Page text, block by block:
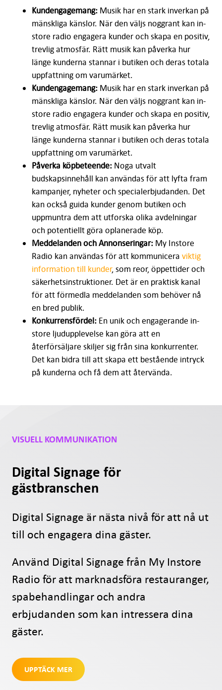
Kundengagemang:Musik har en stark inverkan på
mänskliga känslor. När den väljs noggrant kan in-
store radio engagera kunder och skapa en positiv,
trevlig atmosfär. Rätt musik kan påverka hur
länge kunderna stannar i butiken och deras totala
uppfattning om varumärket.
Kundengagemang:Musik har en stark inverkan på
mänskliga känslor. När den väljs noggrant kan in-
store radio engagera kunder och skapa en positiv,
trevlig atmosfär. Rätt musik kan påverka hur
länge kunderna stannar i butiken och deras totala
uppfattning om varumärket.
Påverka köpbeteende:Noga utvalt
budskapsinnehåll kan användas för att lyfta fram
kampanjer, nyheter och specialerbjudanden. Det
kan också guida kunder genom butiken och
uppmuntra dem att utforska olika avdelningar
och potentiellt göra oplanerade köp.
Meddelanden och Annonseringar:My Instore
Radio kan användas för att kommunicera viktig
information till kunder, som reor, öppettider och
säkerhetsinstruktioner. Det är en praktisk kanal
för att förmedla meddelanden som behöver nå
en bred publik.
Konkurrensfördel:En unik och engagerande in-
store ljudupplevelse kan göra att en
återförsäljare skiljer sig från sina konkurrenter.
Det kan bidra till att skapa ett bestående intryck
på kunderna och få dem att återvända.
VISUELL KOMMUNIKATION
Digital Signage för
gästbranschen
Digital Signage är nästa nivå för att nå ut
till och engagera dina gäster.
Använd Digital Signage från My Instore
Radio för att marknadsföra restauranger,
spabehandlingar och andra
erbjudanden som kan intressera dina
gäster.
UPPTÄCK MER